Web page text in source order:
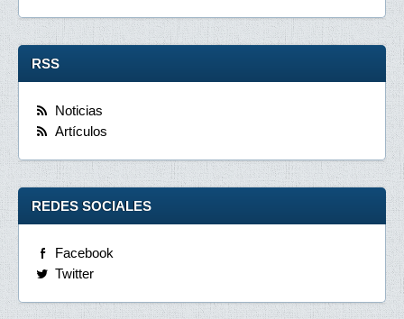
RSS
Noticias
Artículos
REDES SOCIALES
Facebook
Twitter